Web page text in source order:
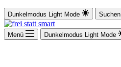
Dunkelmodus Light Mode Suchen
Menü Dunkelmodus Light Mode